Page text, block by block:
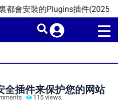
安裝的Plugins插件(2025)
全插件来保护您的网站
115 views